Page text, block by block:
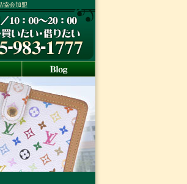
協会加盟